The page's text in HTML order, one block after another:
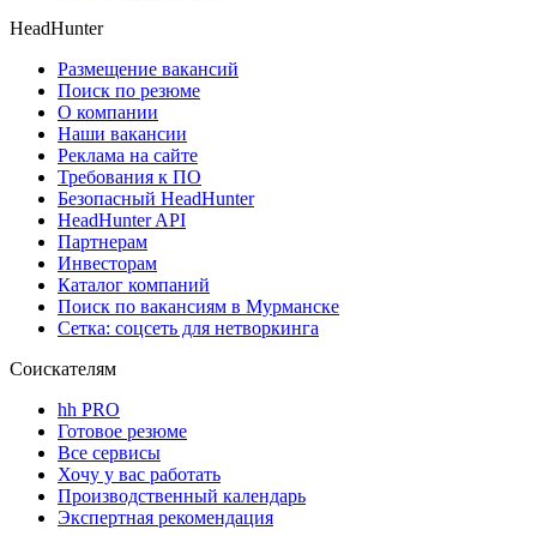
HeadHunter
Размещение вакансий
Поиск по резюме
О компании
Наши вакансии
Реклама на сайте
Требования к ПО
Безопасный HeadHunter
HeadHunter API
Партнерам
Инвесторам
Каталог компаний
Поиск по вакансиям в Мурманске
Сетка: соцсеть для нетворкинга
Соискателям
hh PRO
Готовое резюме
Все сервисы
Хочу у вас работать
Производственный календарь
Экспертная рекомендация